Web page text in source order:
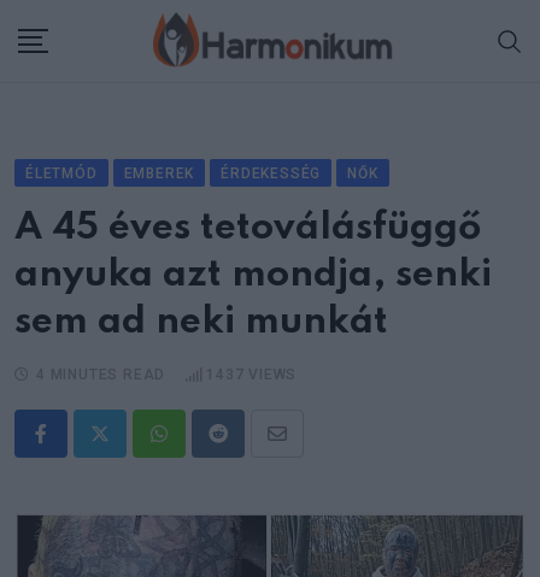
ÉLETMÓD EMBEREK ÉRDEKESSÉG NŐK
A 45 éves tetoválásfüggő
anyuka azt mondja, senki
sem ad neki munkát
WhatsappRedditShare
Email